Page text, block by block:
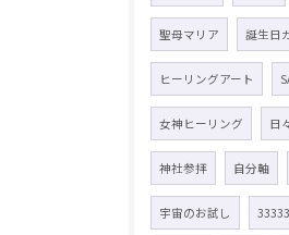
聖母マリア 誕生日
ヒーリングアート
女神ヒーリング 日
神社参拝 自分軸
宇宙のお試し 33333